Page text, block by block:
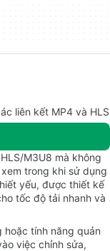
liên kết MP4 và HLS
M3U8 mà không
trong khi sử dụng
yếu, được thiết kế
tốc độ tải nhanh và
hoặc tính năng quản
việc chỉnh sửa,